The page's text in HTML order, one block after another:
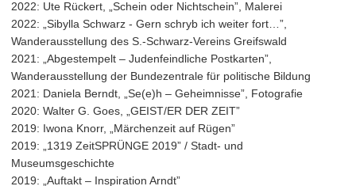
2022: Ute Rückert, „Schein oder Nichtschein”, Malerei
2022: „Sibylla Schwarz - Gern schryb ich weiter fort…”,
Wanderausstellung des S.-Schwarz-Vereins Greifswald
2021: „Abgestempelt – Judenfeindliche Postkarten”,
Wanderausstellung der Bundezentrale für politische Bildung
2021: Daniela Berndt, „Se(e)h – Geheimnisse”, Fotografie
2020: Walter G. Goes, „GEIST/ER DER ZEIT”
2019: Iwona Knorr, „Märchenzeit auf Rügen”
2019: „1319 ZeitSPRÜNGE 2019” / Stadt- und
Museumsgeschichte
2019: „Auftakt – Inspiration Arndt”